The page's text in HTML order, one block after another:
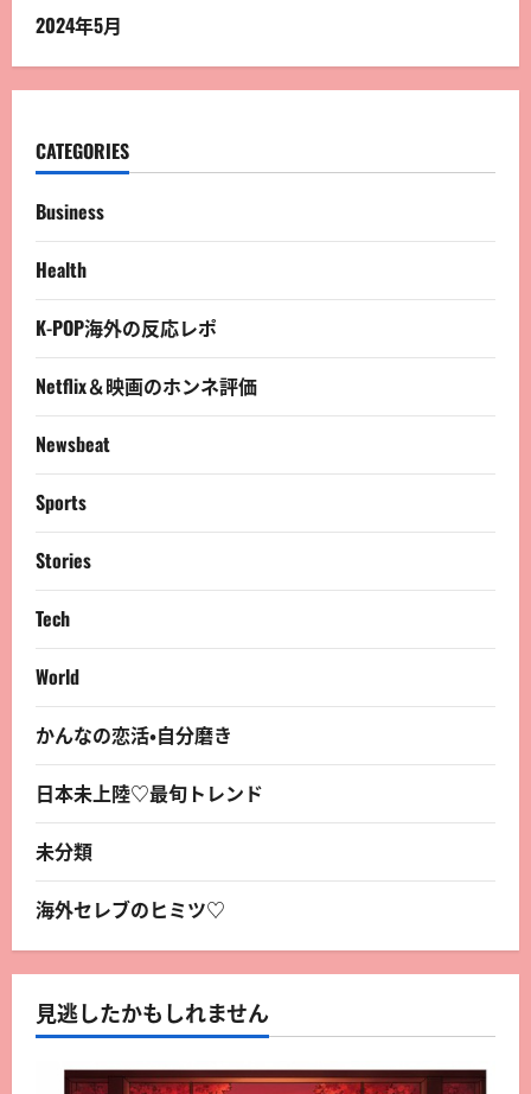
2024年5月
CATEGORIES
Business
Health
K-POP海外の反応レポ
Netflix＆映画のホンネ評価
Newsbeat
Sports
Stories
Tech
World
かんなの恋活・自分磨き
日本未上陸♡最旬トレンド
未分類
海外セレブのヒミツ♡
見逃したかもしれません